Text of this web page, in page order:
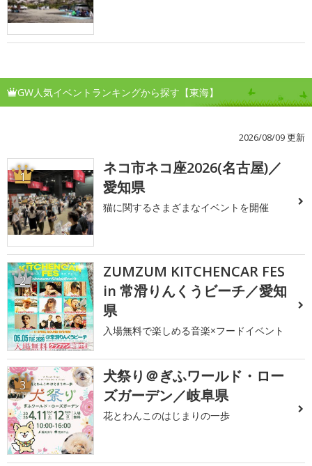
GW人気イベントランキングから探す【東海】
2026/08/09 更新
1
ネコ市ネコ座2026(名古屋)／
愛知県
猫に関するさまざまなイベントを開催
2
ZUMZUM KITCHENCAR FES
in 常滑りんくうビーチ／愛知
県
入場無料で楽しめる音楽×フードイベント
3
犬祭り＠ぎふワールド・ロー
ズガーデン／岐阜県
花とわんこのはじまりの一歩